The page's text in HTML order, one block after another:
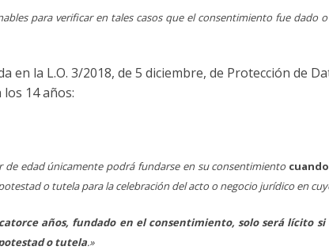
para verificar en tales casos que el consentimiento fue
en la L.O. 3/2018, de 5 diciembre, de Protección de
los 14 años:
edad únicamente podrá fundarse en su consentimiento
o tutela para la celebración del acto o negocio jurídico en
años, fundado en el consentimiento, solo será lícito
o tutela.»